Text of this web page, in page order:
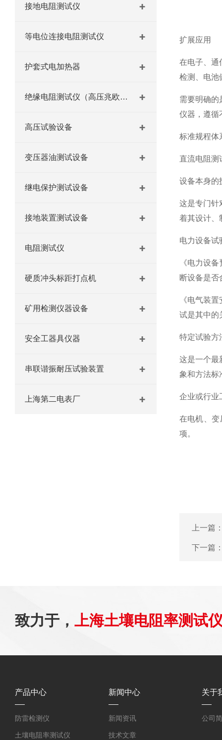
接地电阻测试仪
等电位连接电阻测试仪
护套式电加热器
绝缘电阻测试仪（高压兆欧表）
高压试验设备
变压器油测试设备
继电保护测试设备
接地装置测试设备
电阻测试仪
硬质冲头标距打点机
矿用检测仪器设备
安全工器具仪器
串联谐振耐压试验装置
上海第二电表厂
扩展应用
在电子、通
检测、电池
需要明确的
仪器，遵循
标准规程体
直流电阻测
设备本身的
这是专门针
着其设计、
电力设备试
《电力设
断设备是否
《电气装
试是其中的
特定试验方
这是一个最
象和方法标
企业或行业
在电机、
项。
上一篇
下一篇
致力于， 上海土壤电阻率测试
产品中心
防雷检测仪
土壤电阻率测试仪
新闻中心
新闻资讯
技术文章
关于
公司